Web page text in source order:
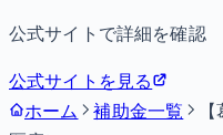
公式サイトで詳細を確認
公式サイトを見る
ホーム
補助金一覧